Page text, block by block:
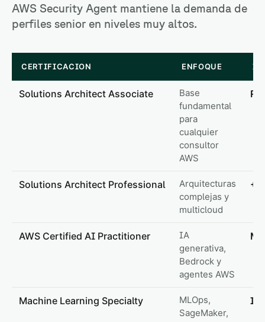
AWS Security Agent mantiene la demanda de
perfiles senior en niveles muy altos.
CERTIFICACION ENFOQUE
Solutions Architect Associate
Base
fundamental
para
cualquier
consultor
AWS
Solutions Architect Professional
Arquitecturas
complejas y
multicloud
AWS Certified AI Practitioner
IA
generativa,
Bedrock y
agentes AWS
Machine Learning Specialty
MLOps,
SageMaker,